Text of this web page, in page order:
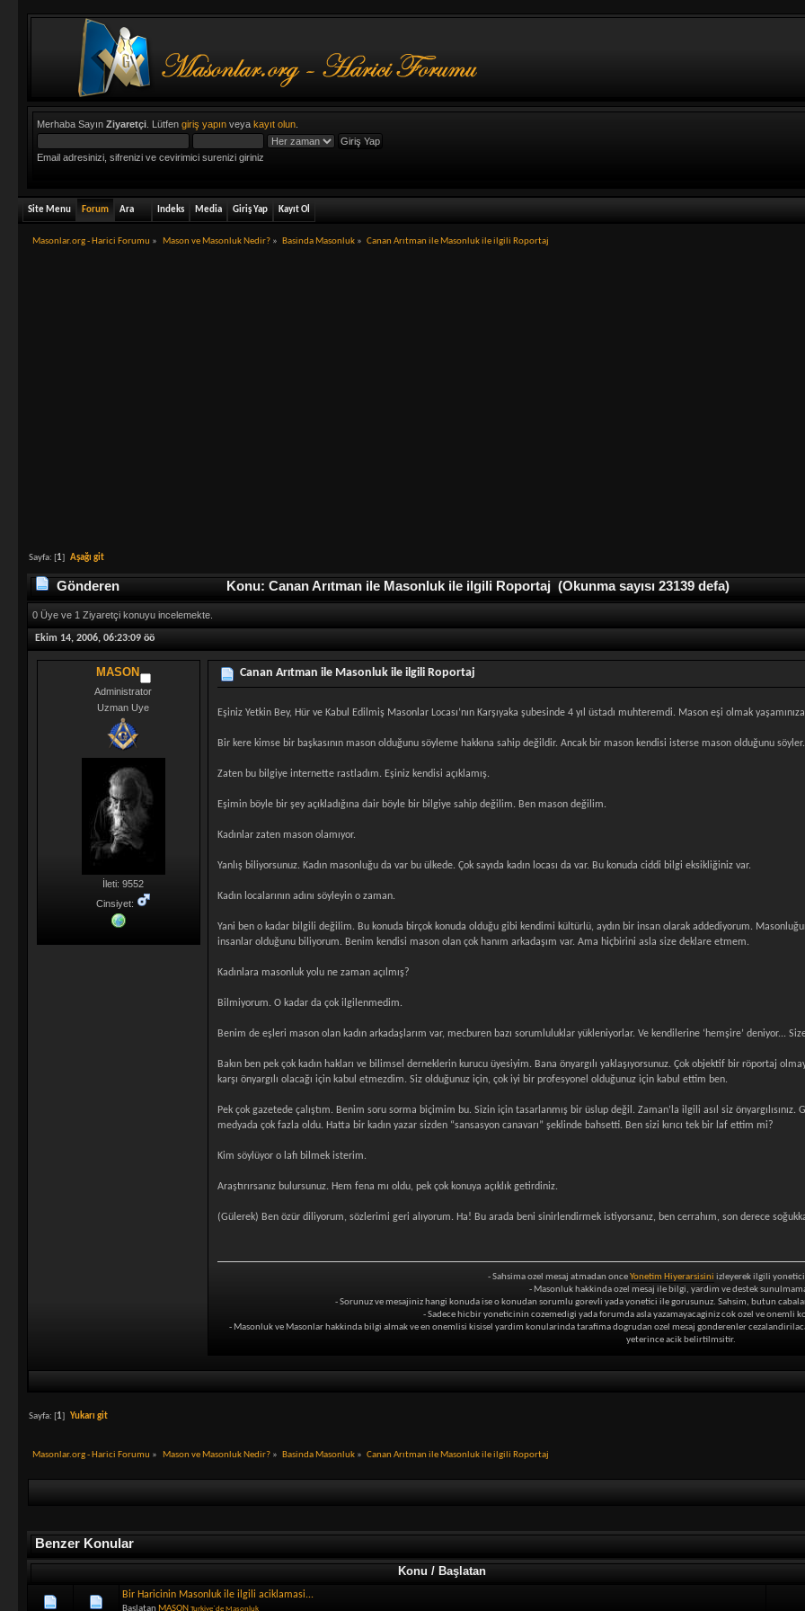
Merhaba SayınZiyaretçi . Lütfengiriş yapın veyakayıt olun
Email adresinizi, sifrenizi ve cevirimici surenizi giriniz
Site Menu Forum Ara Indeks Media Giriş Yap Kayıt Ol
Masonlar.org - Harici Forumu » Mason ve Masonluk Nedir?» Basinda Masonluk » Canan Arıtman ile Masonluk ile ilgili Roportaj
Sayfa: [1]Aşağı git
Gönderen Konu: Canan Arıtman ile Masonluk ile ilgili Roportaj (Okunma sayısı 23139 defa)
0 Üye ve 1 Ziyaretçi konuyu incelemekte.
Ekim 14, 2006, 06:23:09 öö
MASON
Administrator
Uzman Uye
İleti: 9552
Cinsiyet:
Canan Arıtman ile Masonluk ile ilgili Roportaj
Eşiniz Yetkin Bey, Hür ve Kabul Edilmiş Masonlar Locası’nın Karşıyaka şubesinde 4 yıl üstadı muhteremdi. Mason eşi olmak yaşamınıza
Bir kere kimse bir başkasının mason olduğunu söyleme hakkına sahip değildir. Ancak bir mason kendisi isterse mason olduğunu söyler.
Zaten bu bilgiye internette rastladım. Eşiniz kendisi açıklamış.
Eşimin böyle bir şey açıkladığına dair böyle bir bilgiye sahip değilim. Ben mason değilim.
Kadınlar zaten mason olamıyor.
Yanlış biliyorsunuz. Kadın masonluğu da var bu ülkede. Çok sayıda kadın locası da var. Bu konuda ciddi bilgi eksikliğiniz var.
Kadın localarının adını söyleyin o zaman.
Yani ben o kadar bilgili değilim. Bu konuda birçok konuda olduğu gibi kendimi kültürlü, aydın bir insan olarak addediyorum.
insanlar olduğunu biliyorum. Benim kendisi mason olan çok hanım arkadaşım var. Ama hiçbirini asla size deklare etmem.
Kadınlara masonluk yolu ne zaman açılmış?
Bilmiyorum. O kadar da çok ilgilenmedim.
Benim de eşleri mason olan kadın arkadaşlarım var, mecburen bazı sorumluluklar yükleniyorlar. Ve kendilerine ‘hemşire’ deniyor...
Bakın ben pek çok kadın hakları ve bilimsel derneklerin kurucu üyesiyim. Bana önyargılı yaklaşıyorsunuz. Çok objektif bir röportaj
karşı önyargılı olacağı için kabul etmezdim. Siz olduğunuz için, çok iyi bir profesyonel olduğunuz için kabul ettim ben.
Pek çok gazetede çalıştım. Benim soru sorma biçimim bu. Sizin için tasarlanmış bir üslup değil. Zaman’la ilgili asıl siz
medyada çok fazla oldu. Hatta bir kadın yazar sizden “sansasyon canavarı” şeklinde bahsetti. Ben sizi kırıcı tek bir laf ettim mi?
Kim söylüyor o lafı bilmek isterim.
Araştırırsanız bulursunuz. Hem fena mı oldu, pek çok konuya açıklık getirdiniz.
(Gülerek) Ben özür diliyorum, sözlerimi geri alıyorum. Ha! Bu arada beni sinirlendirmek istiyorsanız, ben cerrahım, son derece
- Sahsima ozel mesaj atmadan onceYonetim Hiyerarsisini izleyerek ilgili
- Masonluk hakkinda ozel mesaj ile bilgi, yardim ve destek
- Sorunuz ve mesajiniz hangi konuda ise o konudan sorumlu gorevli yada yonetici ile gorusunuz. Sahsim, butun
- Sadece hicbir yoneticinin cozemedigi yada forumda asla yazamayacaginiz cok ozel ve onemli
- Masonluk ve Masonlar hakkinda bilgi almak ve en onemlisi kisisel yardim konularinda tarafima dogrudan ozel mesaj gonderenler
yeterince acik belirtilmsitir.
Sayfa: [ 1
Yukarı git
Masonlar.org - Harici Forumu » Mason ve Masonluk Nedir?» Basinda Masonluk » Canan Arıtman ile Masonluk ile ilgili Roportaj
Benzer Konular
Konu / Başlatan
Bir Haricinin Masonluk ile ilgili aciklamasi...
Başlatan MASON Turkiye`de Masonluk